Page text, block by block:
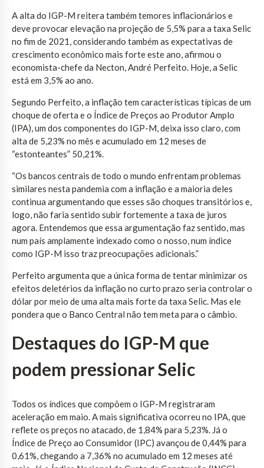
A alta do IGP-M reitera também temores inflacionários e
deve provocar elevação na projeção de 5,5% para a taxa Selic
no fim de 2021, considerando também as expectativas de
crescimento econômico mais forte este ano, afirmou o
economista-chefe da Necton, André Perfeito. Hoje, a Selic
está em 3,5% ao ano.
Segundo Perfeito, a inflação tem características típicas de um
choque de oferta e o Índice de Preços ao Produtor Amplo
(IPA), um dos componentes do IGP-M, deixa isso claro, com
alta de 5,23% no mês e acumulado em 12 meses de
“estonteantes” 50,21%.
“Os bancos centrais de todo o mundo enfrentam problemas
similares nesta pandemia com a inflação e a maioria deles
continua argumentando que esses são choques transitórios e,
logo, não faria sentido subir fortemente a taxa de juros
agora. Entendemos que essa argumentação faz sentido, mas
num país amplamente indexado como o nosso, num índice
como IGP-M isso traz preocupações adicionais.”
Perfeito argumenta que a única forma de tentar minimizar os
efeitos deletérios da inflação no curto prazo seria controlar o
dólar por meio de uma alta mais forte da taxa Selic. Mas ele
pondera que o Banco Central não tem meta para o câmbio.
Destaques do IGP-M que
podem pressionar Selic
Todos os índices que compõem o IGP-M registraram
aceleração em maio. A mais significativa ocorreu no IPA, que
reflete os preços no atacado, de 1,84% para 5,23%. Já o
Índice de Preço ao Consumidor (IPC) avançou de 0,44% para
0,61%, chegando a 7,36% no acumulado em 12 meses até